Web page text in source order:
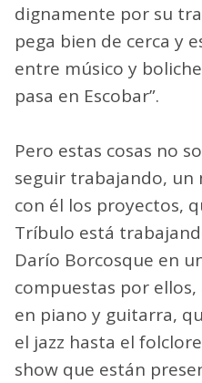
dignamente por su
pega bien de cerca y
entre músico y
pasa en Escobar”.
Pero estas cosas no
seguir trabajando, un
con él los proyectos,
Tríbulo está
Darío Borcosque en
compuestas por
en piano y guitarra,
el jazz hasta el
show que están